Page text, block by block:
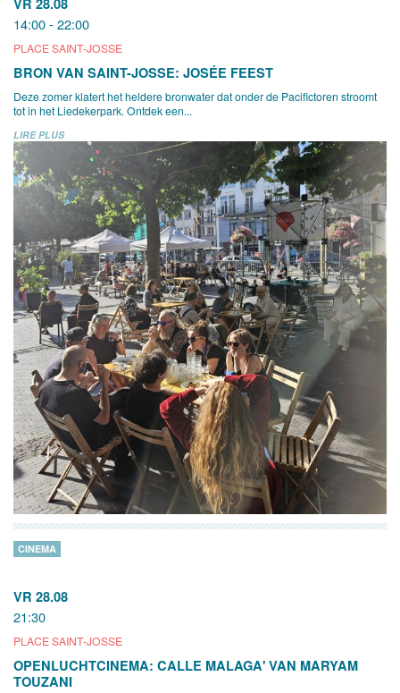
VR 28.08
14:00 - 22:00
PLACE SAINT-JOSSE
BRON VAN SAINT-JOSSE: JOSÉE FEEST
Deze zomer klatert het heldere bronwater dat onder de Pacifictoren stroomt
tot in het Liedekerpark. Ontdek een...
LIRE PLUS
VR 28.08
21:30
PLACE SAINT-JOSSE
CINEMA
OPENLUCHTCINEMA: CALLE MALAGA' VAN MARYAM
TOUZANI